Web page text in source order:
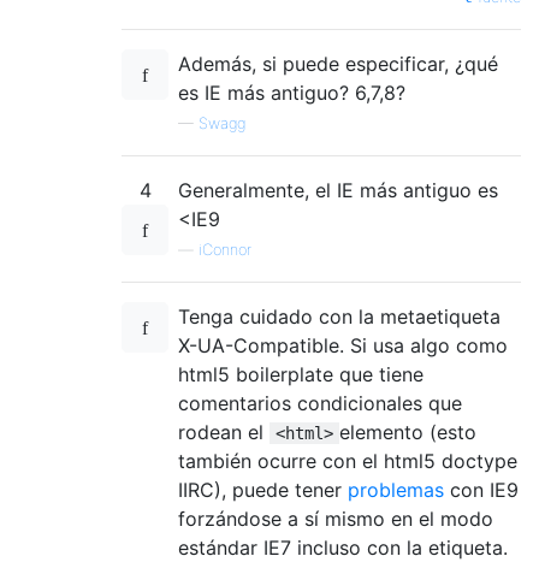
Además, si puede especificar, ¿qué
es IE más antiguo? 6,7,8?
— Swagg
4
Generalmente, el IE más antiguo es
<IE9
iConnor
Tenga cuidado con la metaetiqueta
X-UA-Compatible. Si usa algo como
html5 boilerplate que tiene
comentarios condicionales que
rodean el
<html> elemento (esto
también ocurre con el html5 doctype
IIRC), puede tener problemas con IE9
forzándose a sí mismo en el modo
estándar IE7 incluso con la etiqueta.